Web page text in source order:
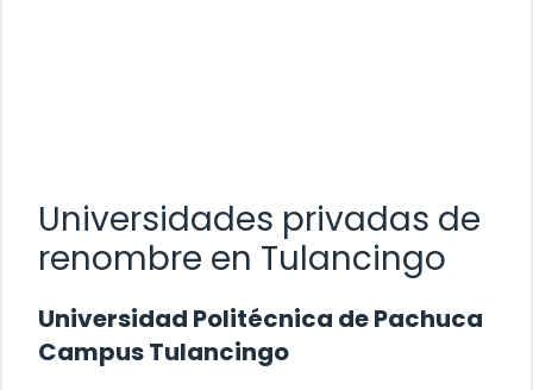
Universidades privadas de
renombre en Tulancingo
Universidad Politécnica de Pachuca
Campus Tulancingo